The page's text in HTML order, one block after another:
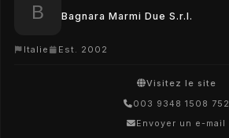
Bagnara Marmi Due S.r.l.
Italie Est. 2002
Visitez le site
003 9348 1508 752
Envoyer un e-mail